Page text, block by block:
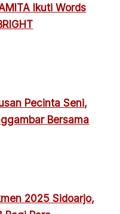
Ikuti Words
Pecinta Seni,
Bersama
2025 Sidoarjo,